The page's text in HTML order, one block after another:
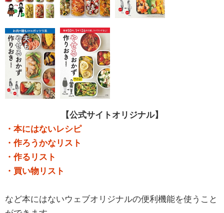
【公式サイトオリジナル】
・本にはないレシピ
・作ろうかなリスト
・作るリスト
・買い物リスト
など本にはないウェブオリジナルの便利機能を使うこと